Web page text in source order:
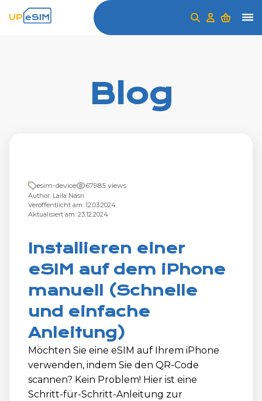
Blog
esim-device 67985 views
Author: Laila Nasri
Veröffentlicht am: 12.03.2024
Aktualisiert am: 23.12.2024
Installieren einer
eSIM auf dem iPhone
manuell (Schnelle
und einfache
Anleitung)
Möchten Sie eine eSIM auf Ihrem iPhone
verwenden, indem Sie den QR-Code
scannen? Kein Problem! Hier ist eine
Schritt-für-Schritt-Anleitung zur